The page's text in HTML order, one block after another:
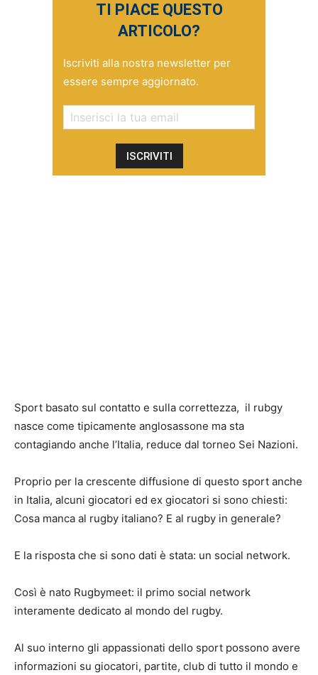
TI PIACE QUESTO
ARTICOLO?
Iscriviti alla nostra newsletter per
essere sempre aggiornato.
Sport basato sul contatto e sulla correttezza, il rubgy
nasce come tipicamente anglosassone ma sta
contagiando anche l’Italia, reduce dal torneo Sei Nazioni.
Proprio per la crescente diffusione di questo sport anche
in Italia, alcuni giocatori ed ex giocatori si sono chiesti:
Cosa manca al rugby italiano? E al rugby in generale?
E la risposta che si sono dati è stata: un social network.
Così è nato Rugbymeet: il primo social network
interamente dedicato al mondo del rugby.
Al suo interno gli appassionati dello sport possono avere
informazioni su giocatori, partite, club di tutto il mondo e